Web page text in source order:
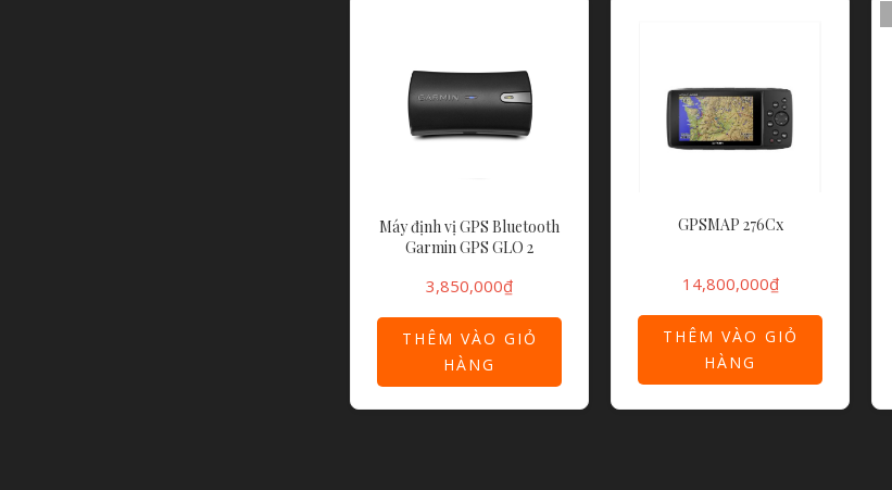
Máy định vị GPS Bluetooth
Garmin GPS GLO 2
3,850,000₫
THÊM VÀO GIỎ
HÀNG
GPSMAP 276Cx
14,800,000₫
THÊM VÀO GIỎ
HÀNG